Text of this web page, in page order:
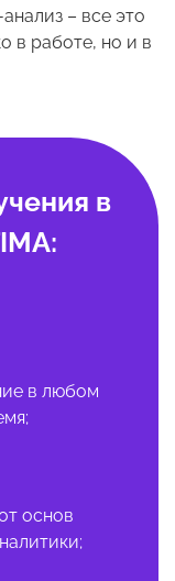
– все это
в работе, но и в
в
в любом
основ